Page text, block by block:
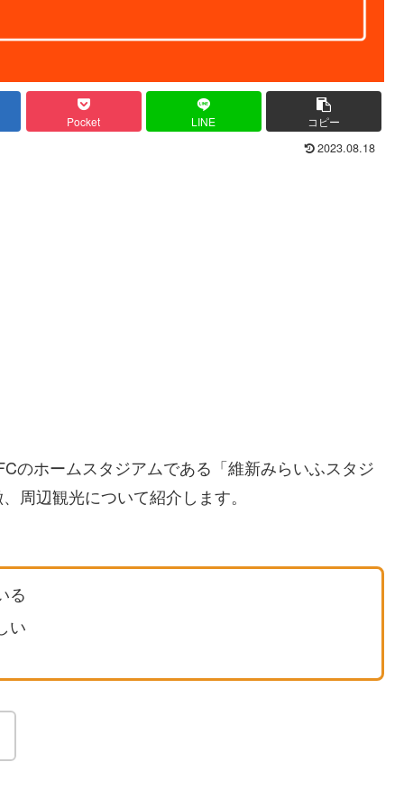
Pocket LINE コピー
2023.08.18
のホームスタジアムである「維新みらいふスタジ
周辺観光について紹介します。
る
い